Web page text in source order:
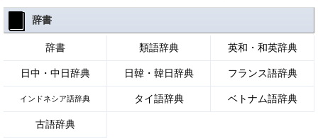
辞書
辞書 類語辞典 英和・和英辞典
日中・中日辞典 日韓・韓日辞典 フランス語辞典
インドネシア語辞典 タイ語辞典 ベトナム語辞典
古語辞典